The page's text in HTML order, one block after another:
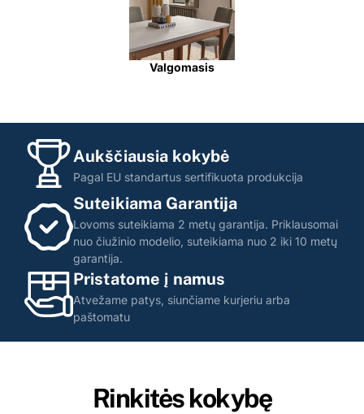
Valgomasis
Aukščiausia kokybė
Pagal EU standartus sertifikuota produkcija
Suteikiama Garantija
Lovoms suteikiama 2 metų garantija. Priklausomai
nuo čiužinio modelio, suteikiama nuo 2 iki 10 metų
garantija.
Pristatome į namus
Atvežame patys, siunčiame kurjeriu arba
paštomatu
Rinkitės kokybę